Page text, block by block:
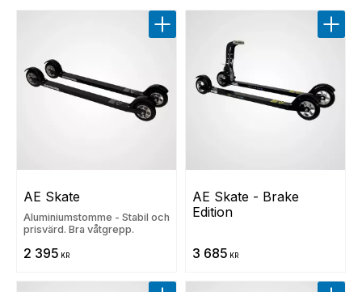
AE Skate
Aluminiumstomme - Stabil och
prisvärd. Bra våtgrepp.
2 395 KR
Lägg till i favoriter
AE Skate - Brake
Edition
3 685 KR
Lägg